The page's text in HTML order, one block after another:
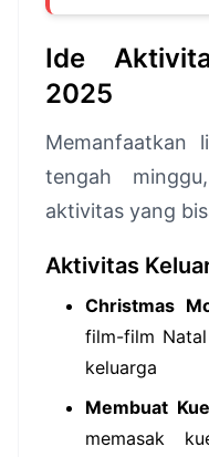
Ide
2025
Memanfaatkan
tengah
aktivitas yang
Aktivitas
Christmas
film-film
keluarga
Membuat
memasak